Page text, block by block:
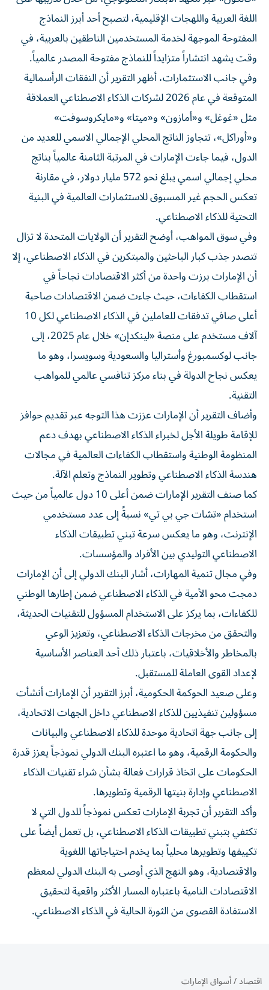
اللغة العربية واللهجات الإقليمية، لتصبح أحد أبرز النماذج
المفتوحة الموجهة لخدمة المستخدمين الناطقين بالعربية، في
وقت يشهد انتشاراً متزايداً للنماذج مفتوحة المصدر عالمياً.
وفي جانب الاستثمارات، أظهر التقرير أن النفقات الرأسمالية
المتوقعة في عام 2026 لشركات الذكاء الاصطناعي العملاقة
مثل «غوغل» و«أمازون» و«ميتا» و«مايكروسوفت»
و«أوراكل»، تتجاوز الناتج المحلي الإجمالي الاسمي للعديد من
الدول، فيما جاءت الإمارات في المرتبة الثامنة عالمياً بناتج
محلي إجمالي اسمي يبلغ نحو 572 مليار دولار، في مقارنة
تعكس الحجم غير المسبوق للاستثمارات العالمية في البنية
التحتية للذكاء الاصطناعي.
وفي سوق المواهب، أوضح التقرير أن الولايات المتحدة لا تزال
تتصدر جذب كبار الباحثين والمبتكرين في الذكاء الاصطناعي، إلا
أن الإمارات برزت واحدة من أكثر الاقتصادات نجاحاً في
استقطاب الكفاءات، حيث جاءت ضمن الاقتصادات صاحبة
أعلى صافي تدفقات للعاملين في الذكاء الاصطناعي لكل 10
آلاف مستخدم على منصة «لينكدإن» خلال عام 2025، إلى
جانب لوكسمبورغ وأستراليا والسعودية وسويسرا، وهو ما
يعكس نجاح الدولة في بناء مركز تنافسي عالمي للمواهب
التقنية.
وأضاف التقرير أن الإمارات عززت هذا التوجه عبر تقديم حوافز
للإقامة طويلة الأجل لخبراء الذكاء الاصطناعي بهدف دعم
المنظومة الوطنية واستقطاب الكفاءات العالمية في مجالات
هندسة الذكاء الاصطناعي وتطوير النماذج وتعلم الآلة.
كما صنف التقرير الإمارات ضمن أعلى 10 دول عالمياً من حيث
استخدام «تشات جي بي تي» نسبةً إلى عدد مستخدمي
الإنترنت، وهو ما يعكس سرعة تبني تطبيقات الذكاء
الاصطناعي التوليدي بين الأفراد والمؤسسات.
وفي مجال تنمية المهارات، أشار البنك الدولي إلى أن الإمارات
دمجت محو الأمية في الذكاء الاصطناعي ضمن إطارها الوطني
للكفاءات، بما يركز على الاستخدام المسؤول للتقنيات الحديثة،
والتحقق من مخرجات الذكاء الاصطناعي، وتعزيز الوعي
بالمخاطر والأخلاقيات، باعتبار ذلك أحد العناصر الأساسية
لإعداد القوى العاملة للمستقبل.
وعلى صعيد الحوكمة الحكومية، أبرز التقرير أن الإمارات أنشأت
مسؤولين تنفيذيين للذكاء الاصطناعي داخل الجهات الاتحادية،
إلى جانب جهة اتحادية موحدة للذكاء الاصطناعي والبيانات
والحكومة الرقمية، وهو ما اعتبره البنك الدولي نموذجاً يعزز قدرة
الحكومات على اتخاذ قرارات فعالة بشأن شراء تقنيات الذكاء
الاصطناعي وإدارة بنيتها الرقمية وتطويرها.
وأكد التقرير أن تجربة الإمارات تعكس نموذجاً للدول التي لا
تكتفي بتبني تطبيقات الذكاء الاصطناعي، بل تعمل أيضاً على
تكييفها وتطويرها محلياً بما يخدم احتياجاتها اللغوية
والاقتصادية، وهو النهج الذي أوصى به البنك الدولي لمعظم
الاقتصادات النامية باعتباره المسار الأكثر واقعية لتحقيق
الاستفادة القصوى من الثورة الحالية في الذكاء الاصطناعي.
اقتصاد/أسواق الإمارات